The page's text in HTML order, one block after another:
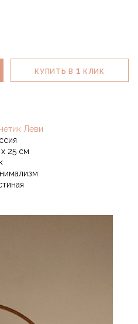
КУПИТЬ В 1 КЛИК
Леви
25 см